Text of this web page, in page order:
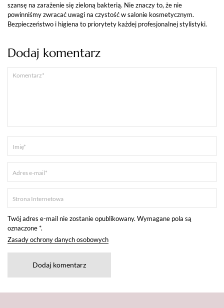
szansę na zarażenie się zieloną bakterią. Nie znaczy to, że nie
powinniśmy zwracać uwagi na czystość w salonie kosmetycznym.
Bezpieczeństwo i higiena to priorytety każdej profesjonalnej stylistyki.
Dodaj komentarz
Twój adres e-mail nie zostanie opublikowany. Wymagane pola są
oznaczone *.
Zasady ochrony danych osobowych
Dodaj komentarz